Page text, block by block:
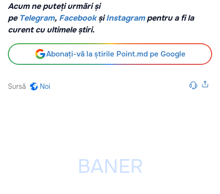
Acum ne puteți urmări și
pe Telegram, Facebook șiInstagrampentru a fi la
curent cu ultimele știri.
Abonați-vă la știrile Point.md pe Google
Sursă Noi